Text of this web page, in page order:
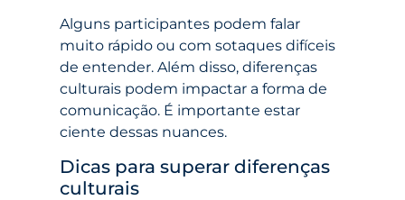
Alguns participantes podem falar
muito rápido ou com sotaques difíceis
de entender. Além disso, diferenças
culturais podem impactar a forma de
comunicação. É importante estar
ciente dessas nuances.
Dicas para superar diferenças
culturais